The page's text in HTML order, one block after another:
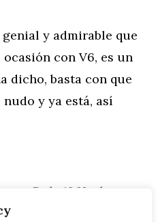
y admirable que
ocasión con V6, es un
dicho, basta con que
y ya está, así
en Dubai? Hazlo